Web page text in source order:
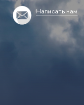
Написать нам